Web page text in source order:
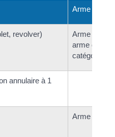
Arme
revolver)
Arme à feu
arme de
catégories
annulaire à 1
Arme à feu